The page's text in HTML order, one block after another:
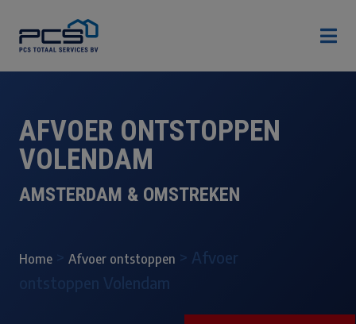

AFVOER ONTSTOPPEN
VOLENDAM
AMSTERDAM & OMSTREKEN
Home Afvoer ontstoppen > Afvoer
ontstoppen Volendam